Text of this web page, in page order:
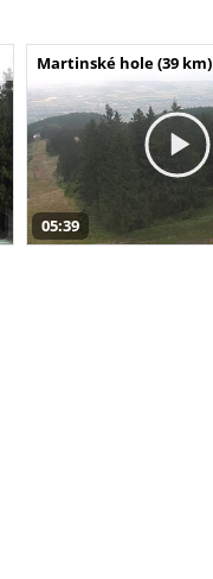
Martinské hole (39 km)
05:39